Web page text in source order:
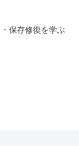
保存修復を学ぶ